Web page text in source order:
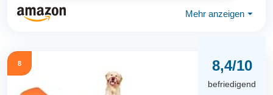
Mehr anzeigen ⏷
8 8,4/10
befriedigend